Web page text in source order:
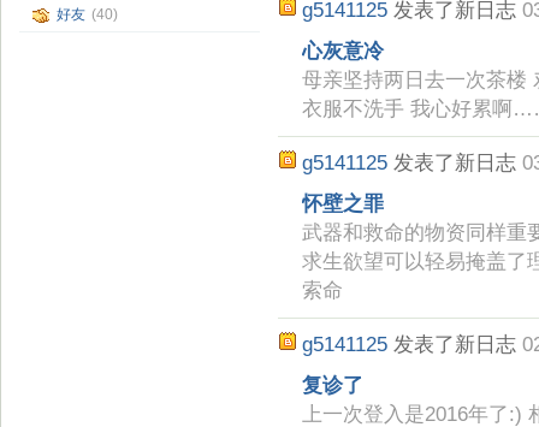
好友 (40) g5141125 发表了新日志
心灰意冷
母亲坚持两日去一次茶楼
衣服不洗手 我心好累啊
g5141125 发表了新日志
怀壁之罪
武器和救命的物资同样重
求生欲望可以轻易掩盖了
索命
g5141125 发表了新日志
复诊了
上一次登入是2016年了:)